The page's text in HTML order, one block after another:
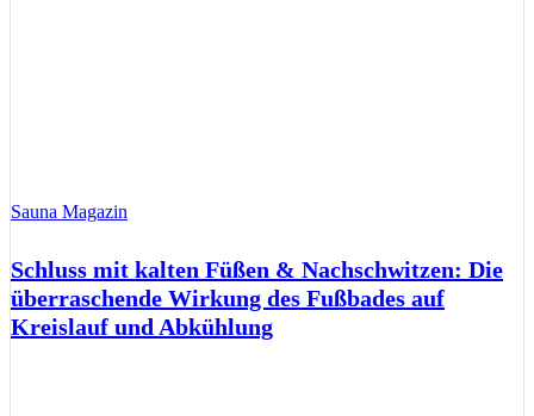
Sauna Magazin
Schluss mit kalten Füßen & Nachschwitzen: Die
überraschende Wirkung des Fußbades auf
Kreislauf und Abkühlung